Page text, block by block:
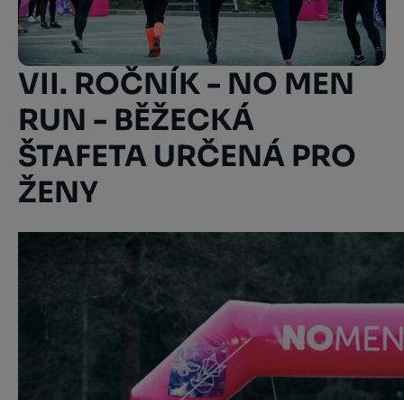
VII. ROČNÍK - NO MEN
RUN - BĚŽECKÁ
ŠTAFETA URČENÁ PRO
ŽENY